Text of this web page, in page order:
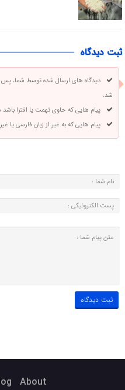
ثبت دیدگاه
دیدگاه های ارسال شده توسط شما،
شد.
پیام هایی که حاوی تهمت یا افترا
پیام هایی که به غیر از زبان فارسی یا
About